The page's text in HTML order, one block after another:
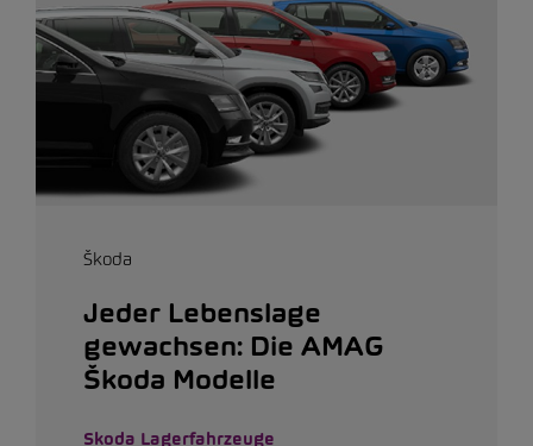
Škoda
Jeder Lebenslage
gewachsen: Die AMAG
Škoda Modelle
Skoda Lagerfahrzeuge